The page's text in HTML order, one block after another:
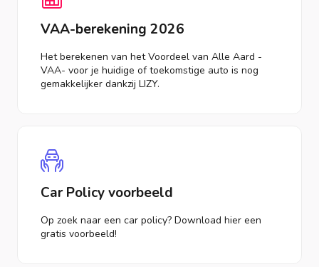
VAA-berekening 2026
Het berekenen van het Voordeel van Alle Aard -
VAA- voor je huidige of toekomstige auto is nog
gemakkelijker dankzij LIZY.
Car Policy voorbeeld
Op zoek naar een car policy? Download hier een
gratis voorbeeld!